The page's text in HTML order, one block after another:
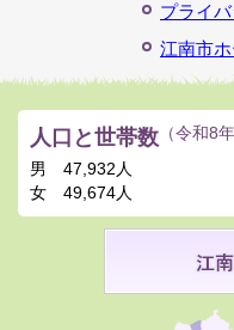
プライ
江南市
人口と世帯数 （令和8
男
47,932人
女
49,674人